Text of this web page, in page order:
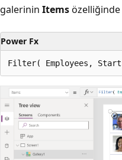
galerinin Itemsözelliğinde
Power Fx